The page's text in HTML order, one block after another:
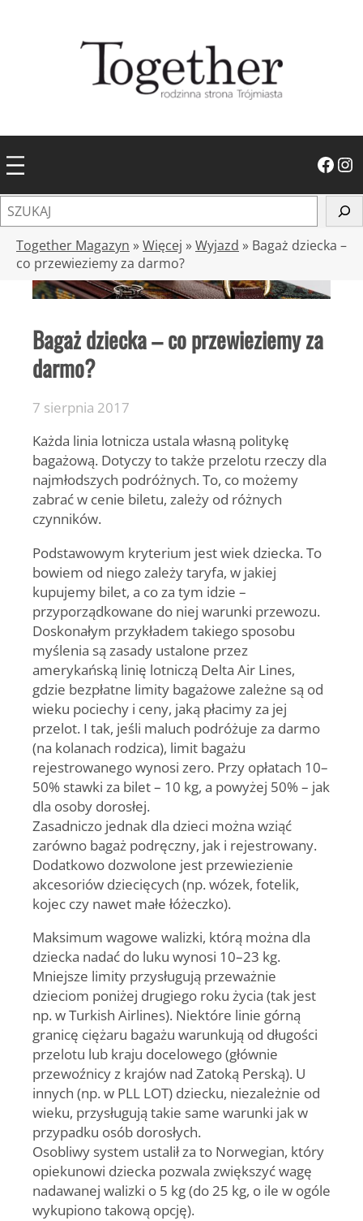
Facebook Instagram
z
Together Magazyn »Więcej »Wyjazd » Bagaż dziecka –
co przewieziemy za darmo?
Bagaż dziecka – co przewieziemy za
darmo?
7 sierpnia 2017
Każda linia lotnicza ustala własną politykę
bagażową. Dotyczy to także przelotu rzeczy dla
najmłodszych podróżnych. To, co możemy
zabrać w cenie biletu, zależy od różnych
czynników.
Podstawowym kryterium jest wiek dziecka. To
bowiem od niego zależy taryfa, w jakiej
kupujemy bilet, a co za tym idzie –
przyporządkowane do niej warunki przewozu.
Doskonałym przykładem takiego sposobu
myślenia są zasady ustalone przez
amerykańską linię lotniczą Delta Air Lines,
gdzie bezpłatne limity bagażowe zależne są od
wieku pociechy i ceny, jaką płacimy za jej
przelot. I tak, jeśli maluch podróżuje za darmo
(na kolanach rodzica), limit bagażu
rejestrowanego wynosi zero. Przy opłatach 10–
50% stawki za bilet – 10 kg, a powyżej 50% – jak
dla osoby dorosłej.
Zasadniczo jednak dla dzieci można wziąć
zarówno bagaż podręczny, jak i rejestrowany.
Dodatkowo dozwolone jest przewiezienie
akcesoriów dziecięcych (np. wózek, fotelik,
kojec czy nawet małe łóżeczko).
Maksimum wagowe walizki, którą można dla
dziecka nadać do luku wynosi 10–23 kg.
Mniejsze limity przysługują przeważnie
dzieciom poniżej drugiego roku życia (tak jest
np. w Turkish Airlines). Niektóre linie górną
granicę ciężaru bagażu warunkują od długości
przelotu lub kraju docelowego (głównie
przewoźnicy z krajów nad Zatoką Perską). U
innych (np. w PLL LOT) dziecku, niezależnie od
wieku, przysługują takie same warunki jak w
przypadku osób dorosłych.
Osobliwy system ustalił za to Norwegian, który
opiekunowi dziecka pozwala zwiększyć wagę
nadawanej walizki o 5 kg (do 25 kg, o ile w ogóle
wykupiono takową opcję).